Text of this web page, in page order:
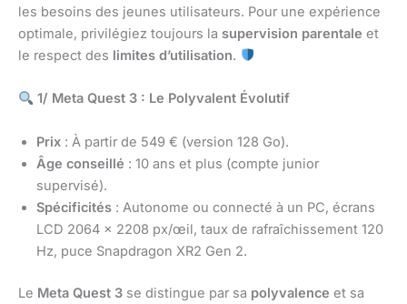
les besoins des jeunes utilisateurs. Pour une expérience
optimale, privilégiez toujours la supervision parentale et
le respect des limites d’utilisation.
1/ Meta Quest 3 : Le Polyvalent Évolutif
Prix : À partir de 549 € (version 128 Go).
Âge conseillé : 10 ans et plus (compte junior
supervisé).
Spécificités : Autonome ou connecté à un PC, écrans
LCD 2064 x 2208 px/œil, taux de rafraîchissement 120
Hz, puce Snapdragon XR2 Gen 2.
Le Meta Quest 3 se distingue par sa polyvalence et sa